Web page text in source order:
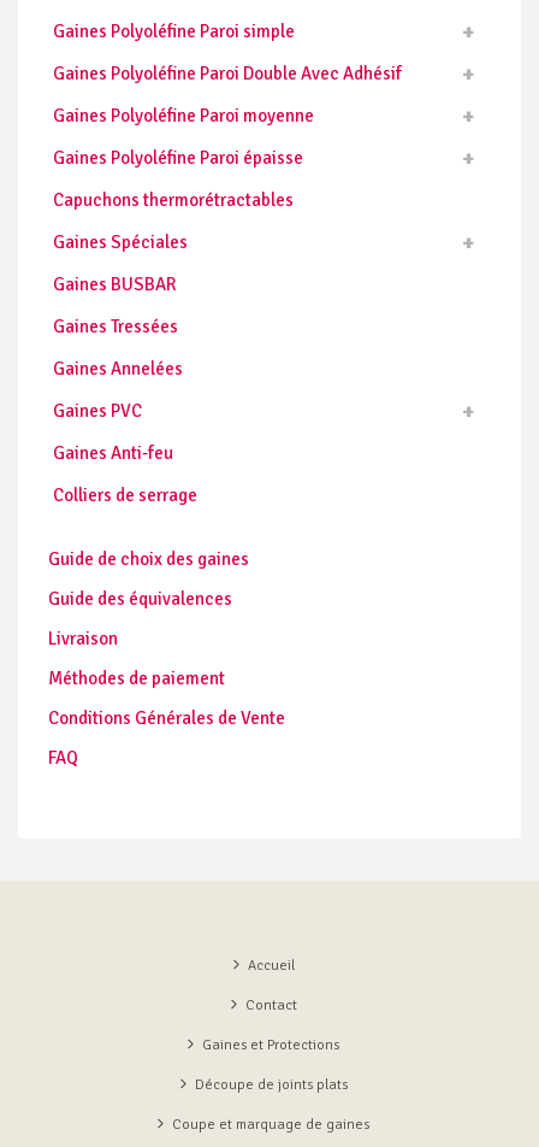
Gaines Polyoléfine Paroi simple
Gaines Polyoléfine Paroi Double Avec Adhésif
Gaines Polyoléfine Paroi moyenne
Gaines Polyoléfine Paroi épaisse
Capuchons thermorétractables
Gaines Spéciales
Gaines BUSBAR
Gaines Tressées
Gaines Annelées
Gaines PVC
Gaines Anti-feu
Colliers de serrage
Guide de choix des gaines
Guide des équivalences
Livraison
Méthodes de paiement
Conditions Générales de Vente
FAQ
Accueil
Contact
Gaines et Protections
Découpe de joints plats
Coupe et marquage de gaines